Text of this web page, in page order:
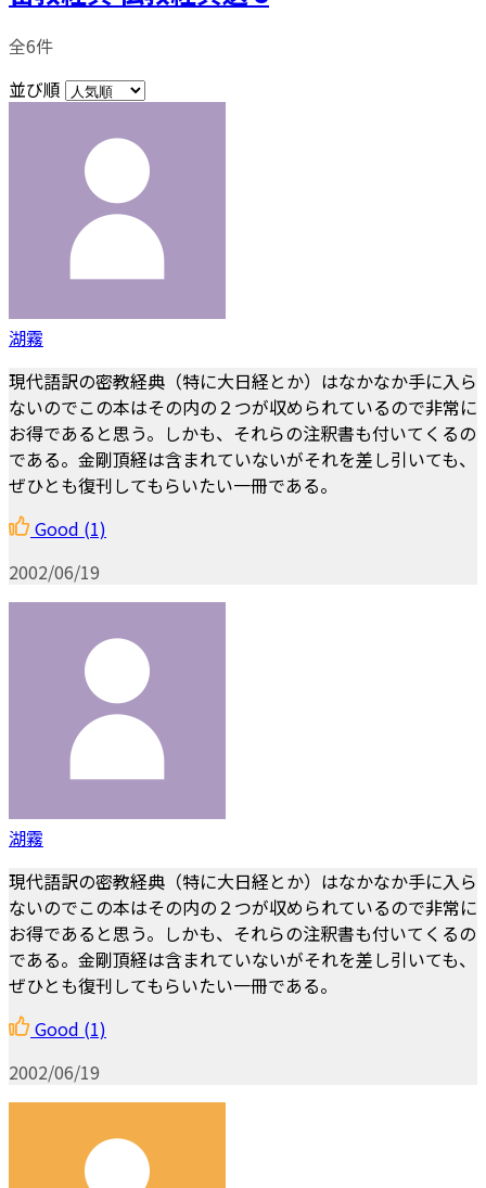
全6件
並び順
湖霧
現代語訳の密教経典（特に大日経とか）はなかなか手に入ら
ないのでこの本はその内の２つが収められているので非常に
お得であると思う。しかも、それらの注釈書も付いてくるの
である。金剛頂経は含まれていないがそれを差し引いても、
ぜひとも復刊してもらいたい一冊である。
Good (1)
2002/06/19
湖霧
現代語訳の密教経典（特に大日経とか）はなかなか手に入ら
ないのでこの本はその内の２つが収められているので非常に
お得であると思う。しかも、それらの注釈書も付いてくるの
である。金剛頂経は含まれていないがそれを差し引いても、
ぜひとも復刊してもらいたい一冊である。
Good (1)
2002/06/19